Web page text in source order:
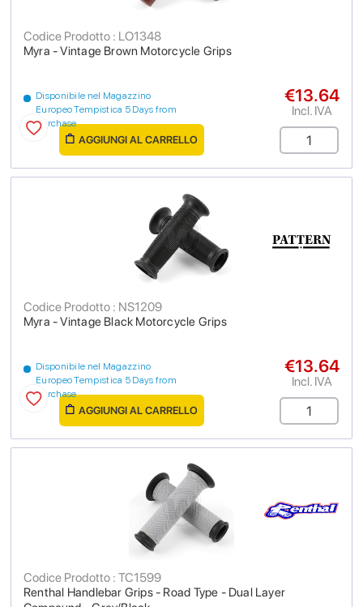
Myra - Vintage Brown Motorcycle Grips
Codice Prodotto : LO1348
Disponibile nel Magazzino
Europeo Tempistica 5 Days from
purchase
€13.64
Incl. IVA
AGGIUNGI AL CARRELLO
Myra - Vintage Black Motorcycle Grips
Codice Prodotto : NS1209
Disponibile nel Magazzino
Europeo Tempistica 5 Days from
purchase
€13.64
Incl. IVA
AGGIUNGI AL CARRELLO
Renthal Handlebar Grips - Road Type - Dual Layer
Codice Prodotto : TC1599